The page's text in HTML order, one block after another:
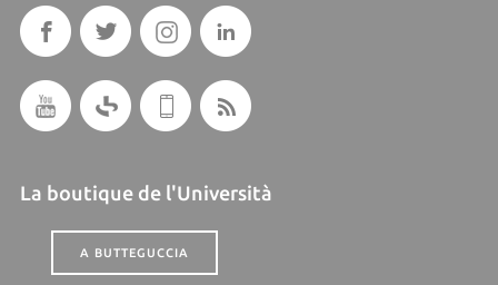
La boutique de l'Università
A BUTTEGUCCIA